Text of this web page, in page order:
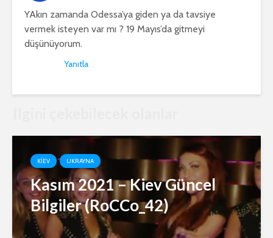
YAkın zamanda Odessa’ya giden ya da tavsiye
vermek isteyen var mı ? 19 Mayıs’da gitmeyi
düşünüyorum.
Yanıtla
KIEV UKRAYNA
Kasım 2021 – Kiev Güncel
Bilgiler (RoCCo_42)